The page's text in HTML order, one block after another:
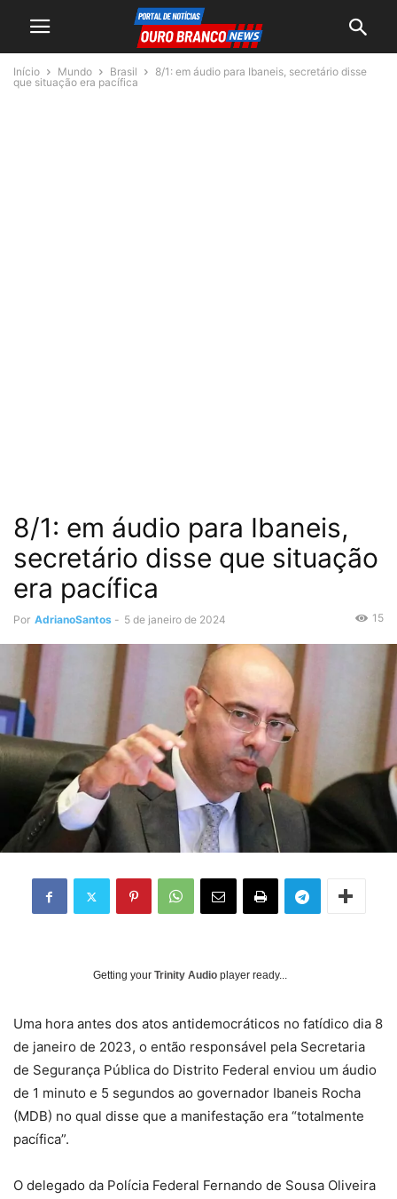
Início Mundo Brasil
8/1: em áudio para Ibaneis, secretário disse
que situação era pacífica
8/1: em áudio para Ibaneis,
secretário disse que situação
era pacífica
Por AdrianoSantos - 5 de janeiro de 2024 15
Getting your Trinity Audio player ready...
Uma hora antes dos atos antidemocráticos no fatídico dia 8
de janeiro de 2023, o então responsável pela Secretaria
de Segurança Pública do Distrito Federal enviou um áudio
de 1 minuto e 5 segundos ao governador Ibaneis Rocha
(MDB) no qual disse que a manifestação era “totalmente
pacífica”.
O delegado da Polícia Federal Fernando de Sousa Oliveira